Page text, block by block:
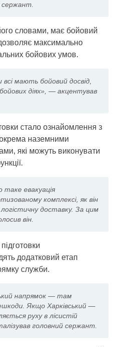
сержант.
словами, має бойовий
максимально
бойових умов.
мають бойовий досвід,
діях», — акцентував
стало ознайомлення з
наземними
які можуть виконувати
евакуація
комплексі, як він
доставку. За цим
він.
додатковий етап
служби.
напрямок — там
Якщо Харківський —
руху в лісистій
головний сержант.